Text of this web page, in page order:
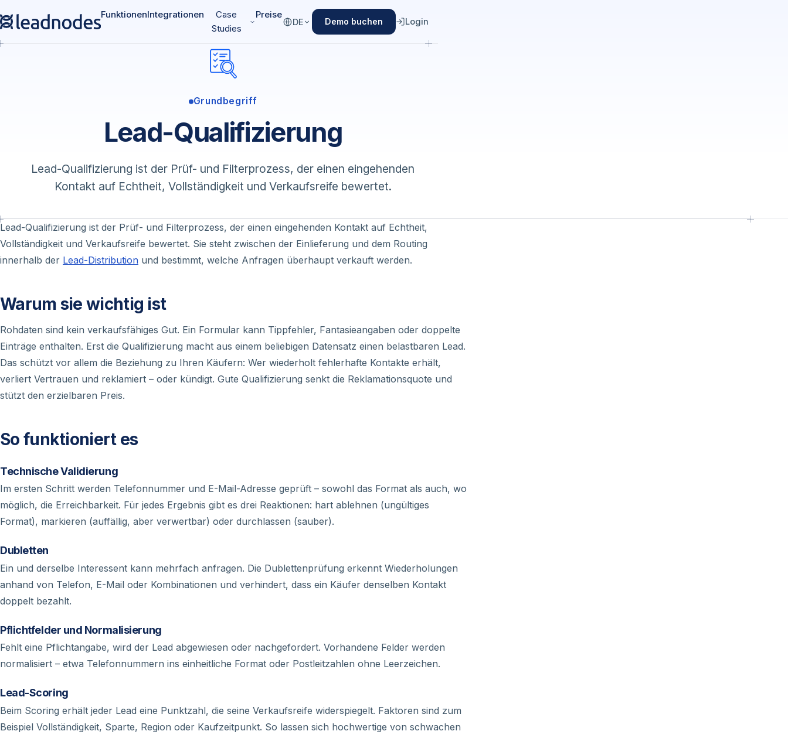
FunktionenIntegrationen
Case
Studies
Preise
DE Demo buchen Login
Grundbegriff
Lead-Qualifizierung
Lead-Qualifizierung ist der Prüf- und Filterprozess, der einen eingehenden
Kontakt auf Echtheit, Vollständigkeit und Verkaufsreife bewertet.
Lead-Qualifizierung ist der Prüf- und Filterprozess, der einen eingehenden Kontakt auf Echtheit,
Vollständigkeit und Verkaufsreife bewertet. Sie steht zwischen der Einlieferung und dem Routing
innerhalb der Lead-Distribution und bestimmt, welche Anfragen überhaupt verkauft werden.
Warum sie wichtig ist
Rohdaten sind kein verkaufsfähiges Gut. Ein Formular kann Tippfehler, Fantasieangaben oder doppelte
Einträge enthalten. Erst die Qualifizierung macht aus einem beliebigen Datensatz einen belastbaren Lead.
Das schützt vor allem die Beziehung zu Ihren Käufern: Wer wiederholt fehlerhafte Kontakte erhält,
verliert Vertrauen und reklamiert – oder kündigt. Gute Qualifizierung senkt die Reklamationsquote und
stützt den erzielbaren Preis.
So funktioniert es
Technische Validierung
Im ersten Schritt werden Telefonnummer und E-Mail-Adresse geprüft – sowohl das Format als auch, wo
möglich, die Erreichbarkeit. Für jedes Ergebnis gibt es drei Reaktionen: hart ablehnen (ungültiges
Format), markieren (auffällig, aber verwertbar) oder durchlassen (sauber).
Dubletten
Ein und derselbe Interessent kann mehrfach anfragen. Die Dublettenprüfung erkennt Wiederholungen
anhand von Telefon, E-Mail oder Kombinationen und verhindert, dass ein Käufer denselben Kontakt
doppelt bezahlt.
Pflichtfelder und Normalisierung
Fehlt eine Pflichtangabe, wird der Lead abgewiesen oder nachgefordert. Vorhandene Felder werden
normalisiert – etwa Telefonnummern ins einheitliche Format oder Postleitzahlen ohne Leerzeichen.
Lead-Scoring
Beim Scoring erhält jeder Lead eine Punktzahl, die seine Verkaufsreife widerspiegelt. Faktoren sind zum
Beispiel Vollständigkeit, Sparte, Region oder Kaufzeitpunkt. So lassen sich hochwertige von schwachen